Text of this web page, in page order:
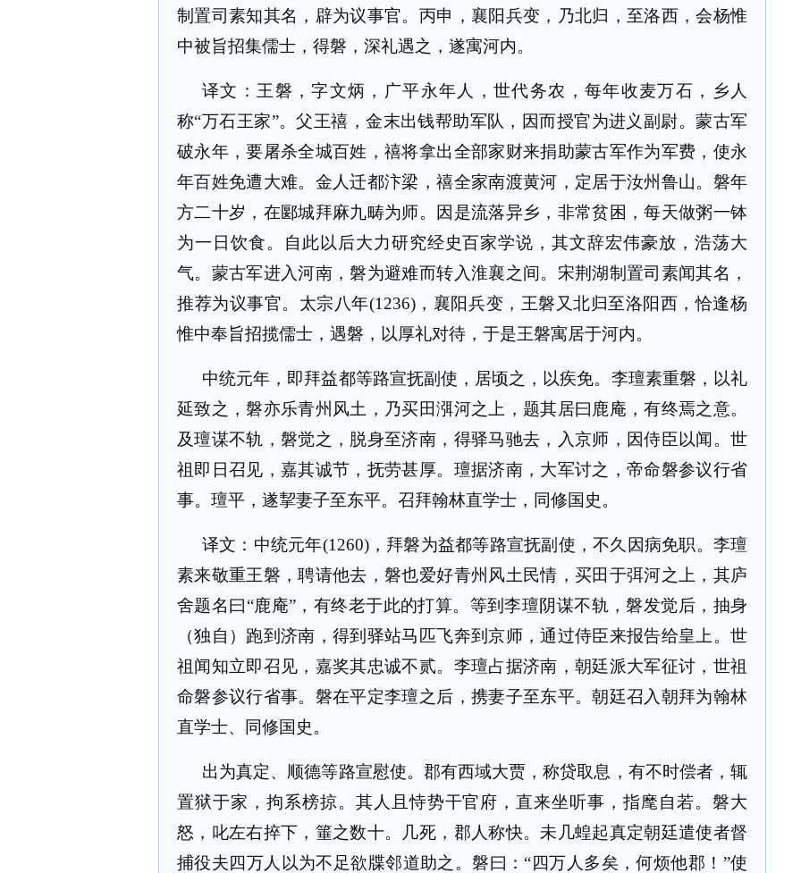
制置司素知其名，辟为议事官。丙申，襄阳兵变，乃北归，至洛西，会杨惟
中被旨招集儒士，得磐，深礼遇之，遂寓河内。
译文：王磐，字文炳，广平永年人，世代务农，每年收麦万石，乡人
称“万石王家”。父王禧，金末出钱帮助军队，因而授官为进义副尉。蒙古军
破永年，要屠杀全城百姓，禧将拿出全部家财来捐助蒙古军作为军费，使永
年百姓免遭大难。金人迁都汴梁，禧全家南渡黄河，定居于汝州鲁山。磐年
方二十岁，在郾城拜麻九畴为师。因是流落异乡，非常贫困，每天做粥一钵
为一日饮食。自此以后大力研究经史百家学说，其文辞宏伟豪放，浩荡大
气。蒙古军进入河南，磐为避难而转入淮襄之间。宋荆湖制置司素闻其名，
推荐为议事官。太宗八年(1236)，襄阳兵变，王磐又北归至洛阳西，恰逢杨
惟中奉旨招揽儒士，遇磐，以厚礼对待，于是王磐寓居于河内。
中统元年，即拜益都等路宣抚副使，居顷之，以疾免。李璮素重磐，以礼
延致之，磐亦乐青州风土，乃买田渳河之上，题其居曰鹿庵，有终焉之意。
及璮谋不轨，磐觉之，脱身至济南，得驿马驰去，入京师，因侍臣以闻。世
祖即日召见，嘉其诚节，抚劳甚厚。璮据济南，大军讨之，帝命磐参议行省
事。璮平，遂挈妻子至东平。召拜翰林直学士，同修国史。
译文：中统元年(1260)，拜磐为益都等路宣抚副使，不久因病免职。李璮
素来敬重王磐，聘请他去，磐也爱好青州风土民情，买田于弭河之上，其庐
舍题名曰“鹿庵”，有终老于此的打算。等到李璮阴谋不轨，磐发觉后，抽身
（独自）跑到济南，得到驿站马匹飞奔到京师，通过侍臣来报告给皇上。世
祖闻知立即召见，嘉奖其忠诚不贰。李璮占据济南，朝廷派大军征讨，世祖
命磐参议行省事。磐在平定李璮之后，携妻子至东平。朝廷召入朝拜为翰林
直学士、同修国史。
出为真定、顺德等路宣慰使。郡有西域大贾，称贷取息，有不时偿者，辄
置狱于家，拘系榜掠。其人且恃势干官府，直来坐听事，指麾自若。磐大
怒，叱左右捽下，箠之数十。几死，郡人称快。未几蝗起真定朝廷遣使者督
捕役夫四万人以为不足欲牒邻道助之。磐曰：“四万人多矣，何烦他郡！”使